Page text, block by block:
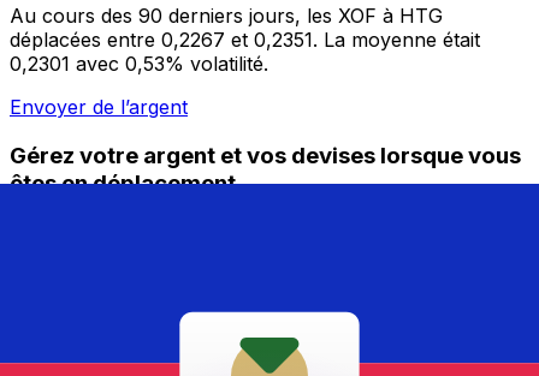
Au cours des 90 derniers jours, les XOF à HTG
déplacées entre 0,2267 et 0,2351. La moyenne était
0,2301 avec 0,53% volatilité.
Envoyer de l’argent
Gérez votre argent et vos devises lorsque vous
êtes en déplacement
l'argent à l'étranger sans frais cachés. Téléchargez
l'application dès aujourd'hui !